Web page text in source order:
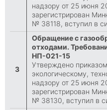
надзору от 25 июня
зарегистрирован
№ 38118, вступил в
3
Обращение с
отходами.
НП-021-15
Утверждено
экологическому,
надзору от 25 июня
зарегистрирован
№ 38130, вступил в